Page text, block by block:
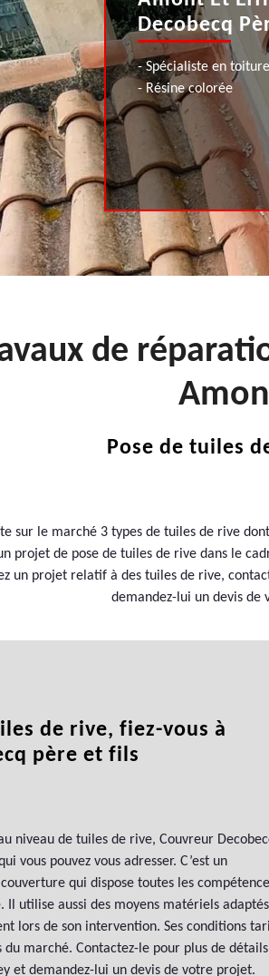
Decobecq
- Spécialiste en toiture
- Résine colorée
de
Pose de tuiles
sur le marché 3 types de tuiles de rive
projet de pose de tuiles de rive dans le
un projet relatif à des tuiles de rive,
demandez-lui un devis de
de rive, fiez-vous à
père et fils
niveau de tuiles de rive, Couvreur
vous pouvez vous adresser. C’est un
qui dispose toutes les
utilise aussi des moyens matériels
lors de son intervention. Ses conditions
du marché. Contactez-le pour plus de
et demandez-lui un devis de votre projet.